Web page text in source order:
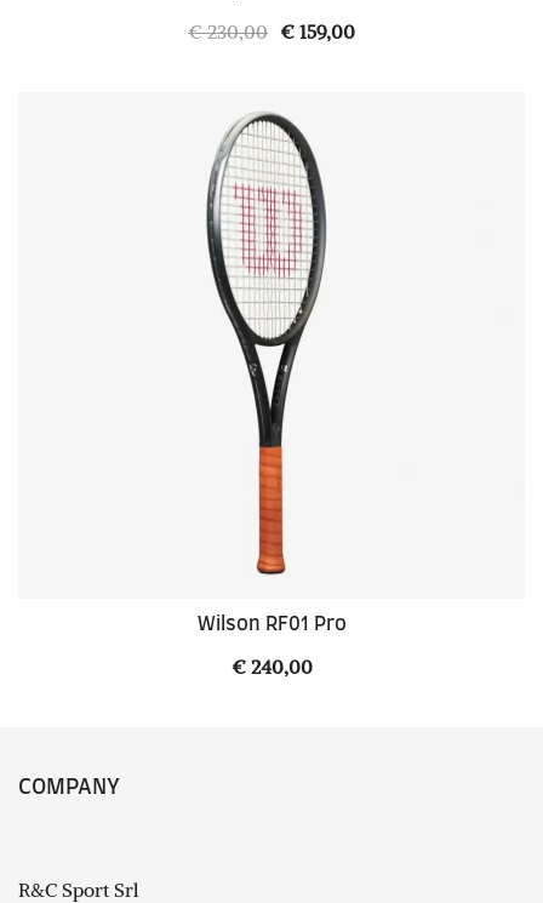
€230,00 Il
era:
€ 230,00.
€ 159,00Il
Wilson RF01 Pro
€240,00
COMPANY
R&C Sport Srl